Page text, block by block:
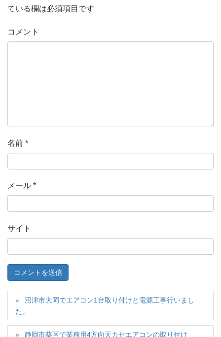
ている欄は必須項目です
コメント
名前 *
メール *
サイト
沼津市大岡でエアコン1台取り付けと電源工事行いまし
た。
静岡市葵区で業務用4方向天カセエアコンの取り付け